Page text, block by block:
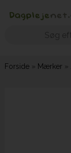
Forside» Mærker»